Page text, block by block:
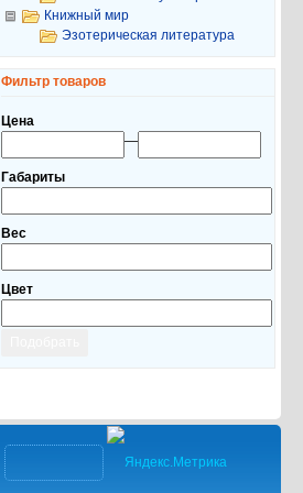
Книжный мир
Эзотерическая литература
Фильтр товаров
Цена
—
Габариты
Вес
Цвет